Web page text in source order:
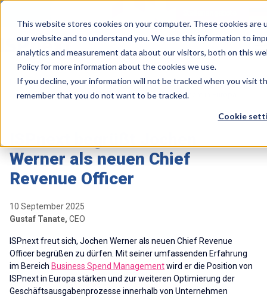
This website stores cookies on your computer. These cookies
our website and to understand you. We use this information to
analytics and measurement data about our visitors, both on this
Policy for more information about the cookies we use.
If you decline, your information will not be tracked when you visit
remember that you do not want to be tracked.
Cookie
Home>Resources>
Jochen Werner stärkt das Business Spend Management in Europa
Werner als neuen Chief
Revenue Officer
10 September 2025
Gustaf Tanate, CEO
ISPnext freut sich, Jochen Werner als neuen Chief Revenue
Officer begrüßen zu dürfen. Mit seiner umfassenden Erfahrung
im Bereich Business Spend Managementwird er die Position von
ISPnext in Europa stärken und zur weiteren Optimierung der
Geschäftsausgabenprozesse innerhalb von Unternehmen